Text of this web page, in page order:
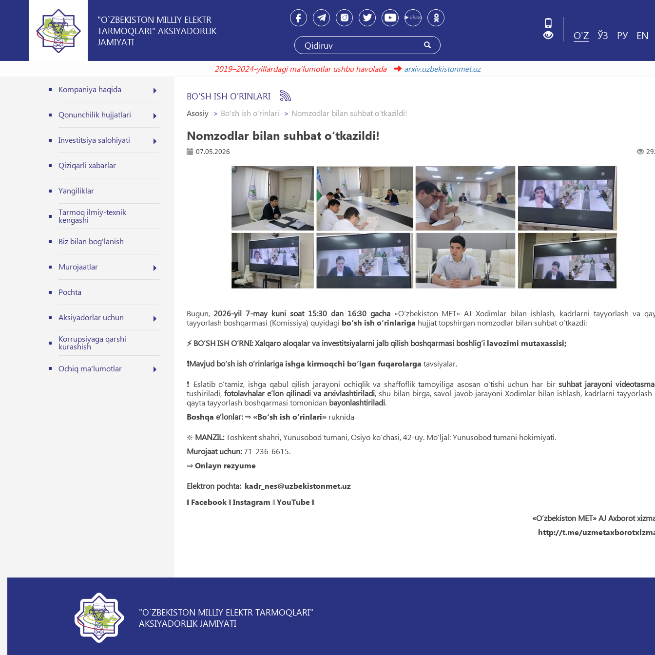
"O`ZBEKISTON MILLIY ELEKTR
TARMOQLARI" AKSIYADORLIK
JAMIYATI
O'Z ЎЗ РУ EN
2019–2024-yillardagi maʼlumotlar ushbu havolada
arxiv.uzbekistonmet.uz
Kompaniya haqida
Qonunchilik hujjatlari
Investitsiya salohiyati
Qiziqarli xabarlar
Yangiliklar
Tarmoq ilmiy-texnik
kengashi
Biz bilan bog'lanish
Murojaatlar
Pochta
Aksiyadorlar uchun
Korrupsiyaga qarshi
kurashish
Ochiq ma'lumotlar
BO'SH ISH O'RINLARI
Asosiy Bo'sh ish o'rinlari Nomzodlar bilan suhbat o‘tkazildi!
Nomzodlar bilan suhbat o‘tkazildi!
07.05.2026
Bugun,2026-yil 7-may kuni soat 15:30 dan 16:30 gacha«O‘zbekiston MET» AJ Xodimlar bilan ishlash, kadrlarni tayyorlash va
tayyorlash boshqarmasi (Komissiya) quyidagi bo‘sh ish o‘rinlariga hujjat topshirgan nomzodlar bilan suhbat o‘tkazdi:
⚡️ BO‘SH ISH O‘RNI: Xalqaro aloqalar va investitsiyalarni jalb qilish boshqarmasi boshlig‘i lavozimi mutaxassisi;
❗️Mavjud bo‘sh ish o‘rinlariga ishga kirmoqchi bo‘lgan fuqarolarga tavsiyalar.
❗️ Eslatib o‘tamiz, ishga qabul qilish jarayoni ochiqlik va shaffoflik tamoyiliga asosan o‘tishi uchun har birsuhbat jarayoni
tushiriladi, fotolavhalar e’lon qilinadi va arxivlashtiriladi, shu bilan birga, savol-javob jarayoni Xodimlar bilan ishlash, kadrlarni tayyorlash
qayta tayyorlash boshqarmasi tomonidan bayonlashtiriladi.
Boshqa e’lonlar:⇒«Bo‘sh ish o‘rinlari»ruknida
❇️ MANZIL:Toshkent shahri, Yunusobod tumani, Osiyo ko‘chasi, 42-uy. Mo‘ljal: Yunusobod tumani hokimiyati.
Murojaat uchun:71-236-6615.
⇒Onlayn rezyume
Elektron pochta: kadr_nes@uzbekistonmet.uz
‖ Facebook‖Instagram ‖YouTube‖
«O‘zbekiston MET» AJ Axborot
http://t.me/
"O`ZBEKISTON MILLIY ELEKTR TARMOQLARI"
AKSIYADORLIK JAMIYATI